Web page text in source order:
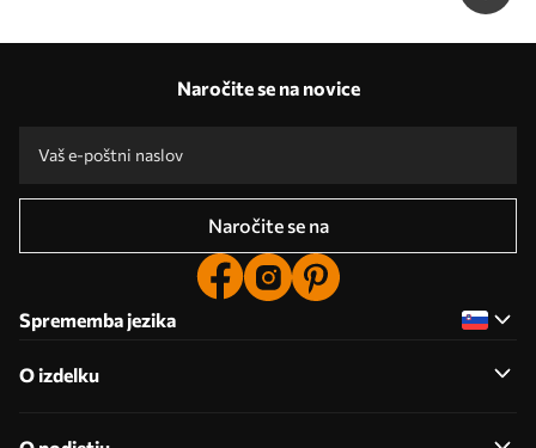
Naročite se na novice
Naročite se na
Sprememba jezika
O izdelku